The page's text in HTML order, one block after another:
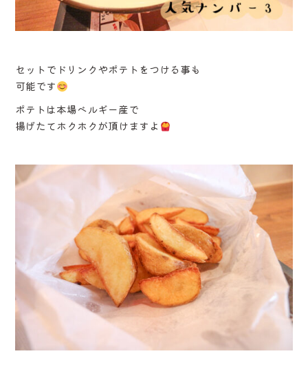
セットでドリンクやポテトをつける事も
可能です
ポテトは本場ベルギー産で
揚げたてホクホクが頂けますよ